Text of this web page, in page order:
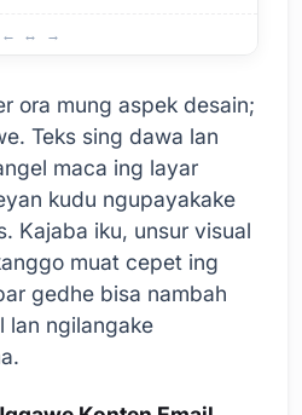
ora mung aspek desain;
Teks sing dawa lan
maca ing layar
kudu ngupayakake
Kajaba iku, unsur visual
muat cepet ing
gedhe bisa nambah
lan ngilangake